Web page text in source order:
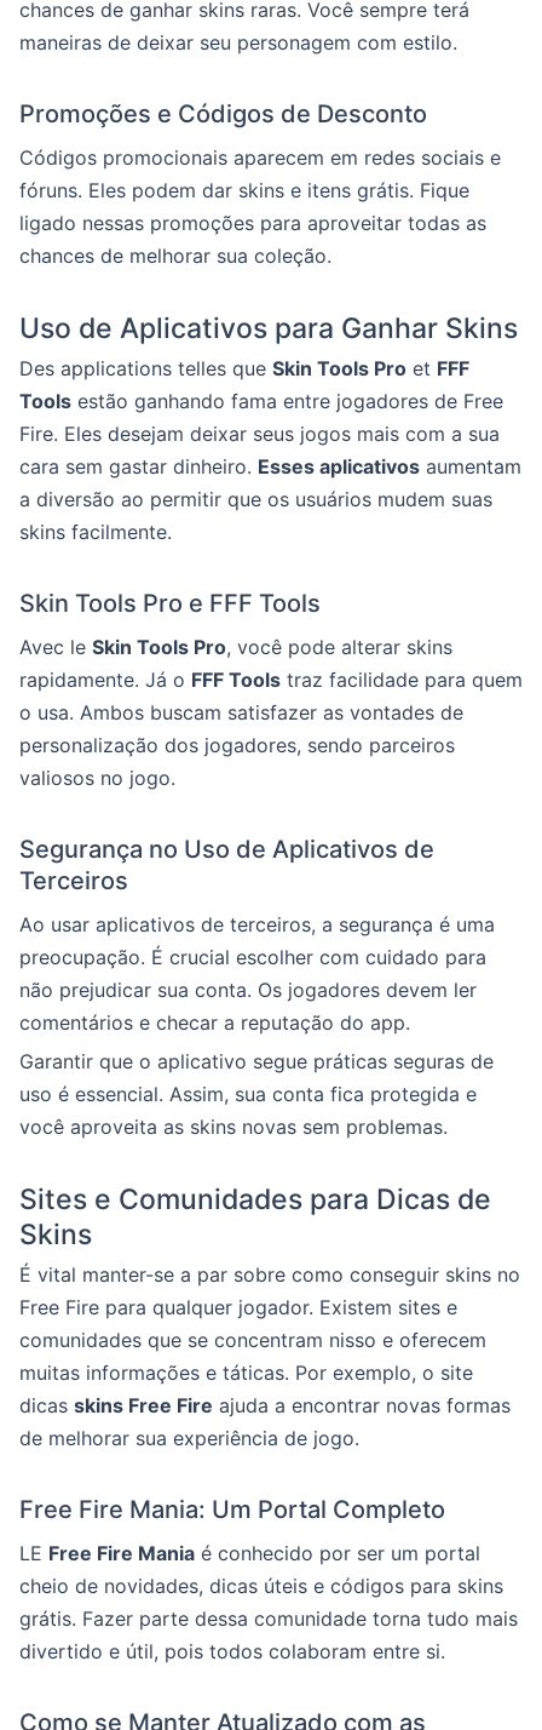
chances de ganhar skins raras. Você sempre terá
maneiras de deixar seu personagem com estilo.
Promoções e Códigos de Desconto
Códigos promocionais aparecem em redes sociais e
fóruns. Eles podem dar skins e itens grátis. Fique
ligado nessas promoções para aproveitar todas as
chances de melhorar sua coleção.
Uso de Aplicativos para Ganhar Skins
Des applications telles que Skin Tools Pro et FFF
Tools estão ganhando fama entre jogadores de Free
Fire. Eles desejam deixar seus jogos mais com a sua
cara sem gastar dinheiro. Esses aplicativos aumentam
a diversão ao permitir que os usuários mudem suas
skins facilmente.
Skin Tools Pro e FFF Tools
Avec le Skin Tools Pro, você pode alterar skins
rapidamente. Já o FFF Tools traz facilidade para quem
o usa. Ambos buscam satisfazer as vontades de
personalização dos jogadores, sendo parceiros
valiosos no jogo.
Segurança no Uso de Aplicativos de
Terceiros
Ao usar aplicativos de terceiros, a segurança é uma
preocupação. É crucial escolher com cuidado para
não prejudicar sua conta. Os jogadores devem ler
comentários e checar a reputação do app.
Garantir que o aplicativo segue práticas seguras de
uso é essencial. Assim, sua conta fica protegida e
você aproveita as skins novas sem problemas.
Sites e Comunidades para Dicas de
Skins
É vital manter-se a par sobre como conseguir skins no
Free Fire para qualquer jogador. Existem sites e
comunidades que se concentram nisso e oferecem
muitas informações e táticas. Por exemplo, o site
dicas skins Free Fire ajuda a encontrar novas formas
de melhorar sua experiência de jogo.
Free Fire Mania: Um Portal Completo
LE Free Fire Mania é conhecido por ser um portal
cheio de novidades, dicas úteis e códigos para skins
grátis. Fazer parte dessa comunidade torna tudo mais
divertido e útil, pois todos colaboram entre si.
Como se Manter Atualizado com as